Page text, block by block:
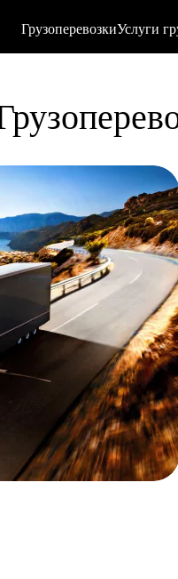
ГрузоперевозкиУслуги